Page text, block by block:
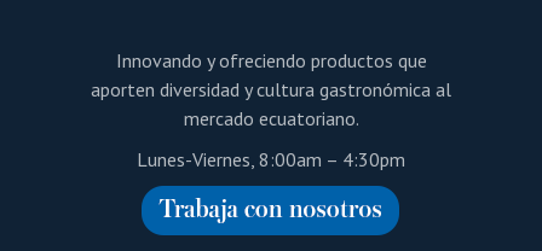
Innovando y ofreciendo productos que
aporten diversidad y cultura gastronómica al
mercado ecuatoriano.
Lunes-Viernes, 8:00am – 4:30pm